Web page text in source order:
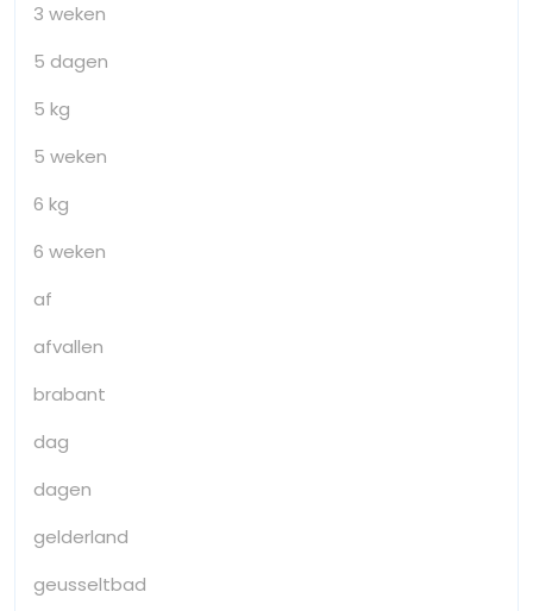
3 weken
5 dagen
5 kg
5 weken
6 kg
6 weken
af
afvallen
brabant
dag
dagen
gelderland
geusseltbad